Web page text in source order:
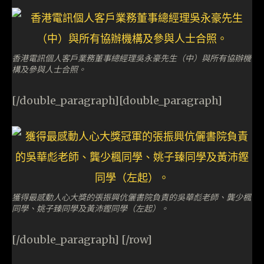
香港電訊個人客戶業務董事總經理吳永豪先生（中）與所有協辦機
構及參與人士合照。
[/double_paragraph][double_paragraph]
獲得最感動人心大獎的張振興伉儷書院負責的吳華彪老師、龔少楓
同學、姚子臻同學及黃沛鏗同學（左起）。
[/double_paragraph] [/row]